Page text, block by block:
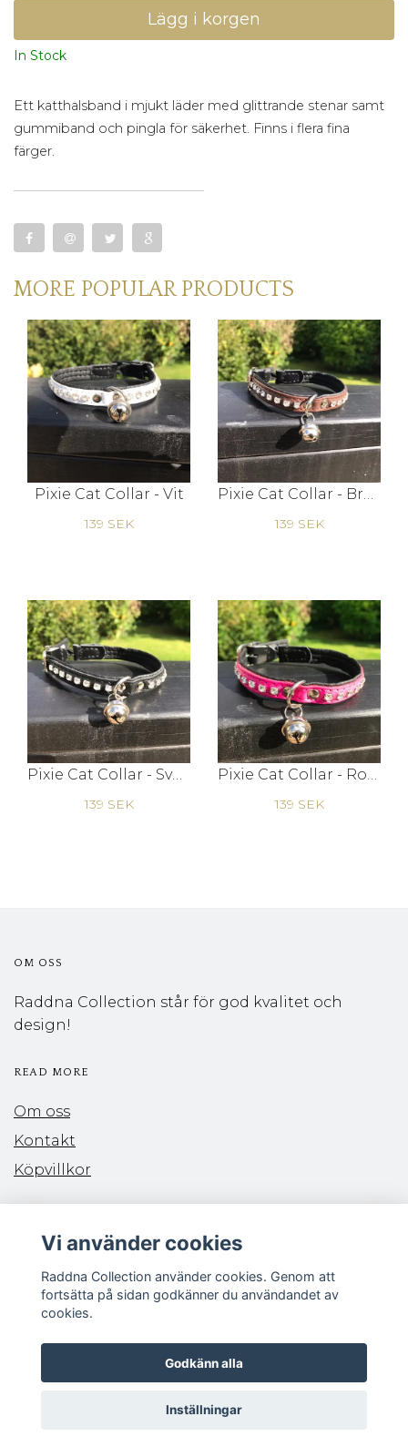
In Stock
Ett katthalsband i mjukt läder med glittrande stenar samt
gummiband och pingla för säkerhet. Finns i flera fina
färger.
MORE POPULAR PRODUCTS
Pixie Cat Collar - Vit
139 SEK
Pixie Cat Collar - Brun
139 SEK
Pixie Cat Collar - Svart
139 SEK
Pixie Cat Collar - Rosa
139 SEK
OM OSS
Raddna Collection står för god kvalitet och
design!
READ MORE
Om oss
Kontakt
Köpvillkor
FOLLOW US
Vi använder cookies
Raddna Collection använder cookies. Genom att
fortsätta på sidan godkänner du användandet av
cookies.
Godkänn alla
Inställningar